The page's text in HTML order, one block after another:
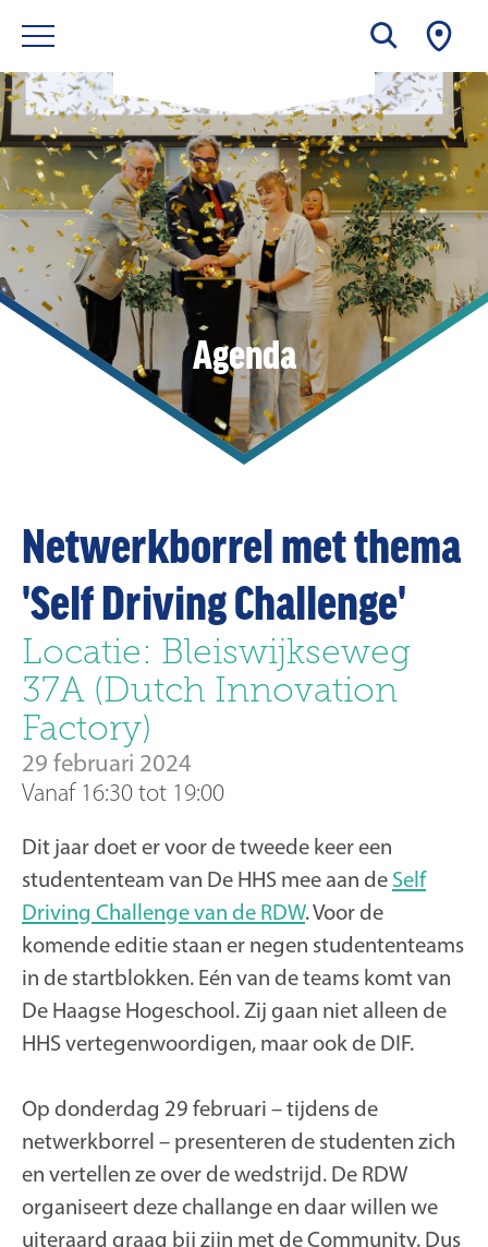
Agenda
Netwerkborrel met thema
'Self Driving Challenge'
Locatie: Bleiswijkseweg
37A (Dutch Innovation
Factory)
29 februari 2024
Vanaf 16:30 tot 19:00
Dit jaar doet er voor de tweede keer een
studententeam van De HHS mee aan de Self
Driving Challenge van de RDW. Voor de
komende editie staan er negen studententeams
in de startblokken. Eén van de teams komt van
De Haagse Hogeschool. Zij gaan niet alleen de
HHS vertegenwoordigen, maar ook de DIF.
Op donderdag 29 februari – tijdens de
netwerkborrel – presenteren de studenten zich
en vertellen ze over de wedstrijd. De RDW
organiseert deze challange en daar willen we
uiteraard graag bij zijn met de Community. Dus